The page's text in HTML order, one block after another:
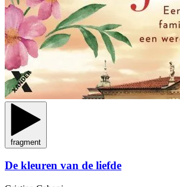
fragment
De kleuren van de liefde